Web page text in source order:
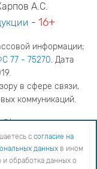
А.С.
- 16+
информации;
77 - 75270. Дата
в сфере связи,
коммуникаций.
516
на обработку данных
сайт. Сбор и обработка
с согласие на
данных в ином
обработка данных о